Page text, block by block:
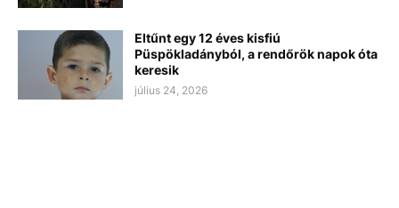
Eltűnt egy 12 éves kisfiú
Püspökladányból, a rendőrök napok óta
keresik
július 24, 2026